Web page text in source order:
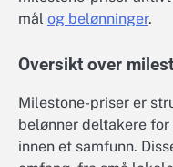
mål og belønninger.
Oversikt over
Milestone-priser er
belønner deltakere
innen et samfunn.